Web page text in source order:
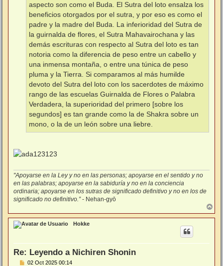
aspecto son como el Buda. El Sutra del loto ensalza los
beneficios otorgados por el sutra, y por eso es como el
padre y la madre del Buda. La inferioridad del Sutra de
la guirnalda de flores, el Sutra Mahavairochana y las
demás escrituras con respecto al Sutra del loto es tan
notoria como la diferencia de peso entre un cabello y
una inmensa montaña, o entre una túnica de peso
pluma y la Tierra. Si comparamos al más humilde
devoto del Sutra del loto con los sacerdotes de máximo
rango de las escuelas Guirnalda de Flores o Palabra
Verdadera, la superioridad del primero [sobre los
segundos] es tan grande como la de Shakra sobre un
mono, o la de un león sobre una liebre.
"Apoyarse en la Ley y no en las personas; apoyarse en el sentido y no
en las palabras; apoyarse en la sabiduría y no en la conciencia
ordinaria; apoyarse en los sutras de significado definitivo y no en los de
significado no definitivo.”- Nehan-gyō
r
r
Hokke
Re: Leyendo a Nichiren Shonin
M
02 Oct 2025 00:14